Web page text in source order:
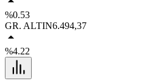
%0.53
GR. ALTIN6.494,37
%4.22